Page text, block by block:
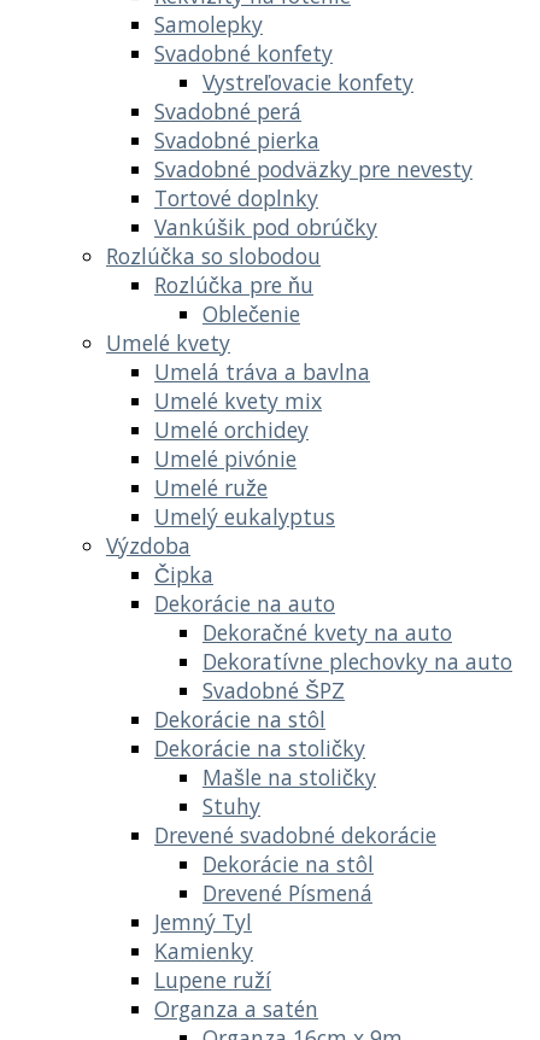
Samolepky
Svadobné konfety
Vystreľovacie konfety
Svadobné perá
Svadobné pierka
Svadobné podväzky pre nevesty
Tortové doplnky
Vankúšik pod obrúčky
Rozlúčka so slobodou
Rozlúčka pre ňu
Oblečenie
Umelé kvety
Umelá tráva a bavlna
Umelé kvety mix
Umelé orchidey
Umelé pivónie
Umelé ruže
Umelý eukalyptus
Výzdoba
Čipka
Dekorácie na auto
Dekoračné kvety na auto
Dekoratívne plechovky na auto
Svadobné ŠPZ
Dekorácie na stôl
Dekorácie na stoličky
Mašle na stoličky
Stuhy
Drevené svadobné dekorácie
Dekorácie na stôl
Drevené Písmená
Jemný Tyl
Kamienky
Lupene ruží
Organza a satén